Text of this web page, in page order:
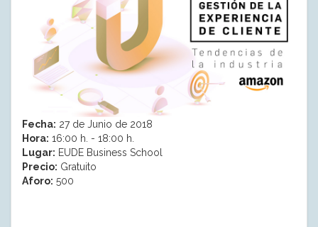
Fecha: 27 de Junio de 2018
Hora: 16:00 h. - 18:00 h.
Lugar: EUDE Business School
Precio: Gratuito
Aforo: 500